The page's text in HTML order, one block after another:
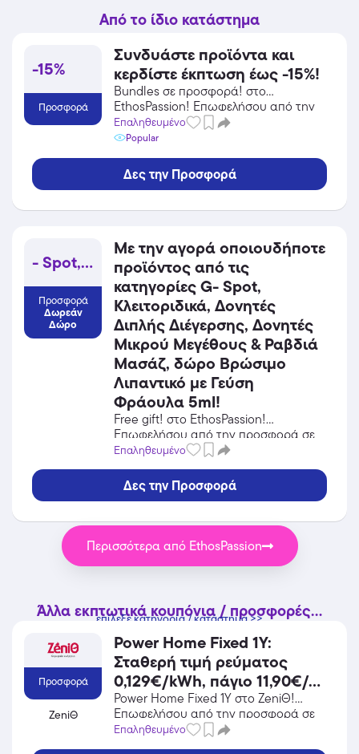
Από το ίδιο κατάστημα
-15%
Προσφορά
Συνδυάστε προϊόντα και
κερδίστε έκπτωση έως -15%!
Bundles σε προσφορά! στο
EthosPassion! Επωφελήσου από την
προσφορά σε Προϊόντα Ενηλίκων
(+18) του EthosPassion και κέρδισε
Επαληθευμένο
Popular
Δες την Προσφορά
- Spot, Κλειτοριδικά, Δονητές Διπλής Διέγερσης, Δονητές Μικρού Μεγέθους &amp%
Προσφορά
Δωρεάν
Δώρο
Με την αγορά οποιουδήποτε
προϊόντος από τις
κατηγορίες G- Spot,
Κλειτοριδικά, Δονητές
Διπλής Διέγερσης, Δονητές
Μικρού Μεγέθους & Ραβδιά
Μασάζ, δώρο Βρώσιμο
Λιπαντικό με Γεύση
Φράουλα 5ml!
Free gift! στο EthosPassion!
Επωφελήσου από την προσφορά σε
Προϊόντα Ενηλίκων (+18) του
EthosPassion και κέρδισε από τις
εκπτώσεις!
Επαληθευμένο
Δες την Προσφορά
Περισσότερα από EthosPassion
Άλλα εκπτωτικά κουπόνια / προσφορές...
επίλεξε κατηγορία / κατάστημα >>
Προσφορά
ZeniΘ
Power Home Fixed 1Y:
Σταθερή τιμή ρεύματος
0,129€/kWh, πάγιο 11,90€/
μήνα & δώρο Κάρτα Υγείας
ΕΥ ΖΗΝ 150€!
Power Home Fixed 1Y στο ZeniΘ!
Επωφελήσου από την προσφορά σε
Ενέργεια / Φωτοβολταϊκά του ZeniΘ
Επαληθευμένο